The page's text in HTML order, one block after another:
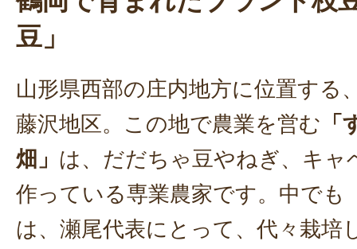
豆」
山形県西部の庄内地方に位置する
藤沢地区。この地で農業を営む
畑」 は、だだちゃ豆やねぎ、キャ
作っている専業農家です。中でも
は、瀬尾代表にとって、代々栽培